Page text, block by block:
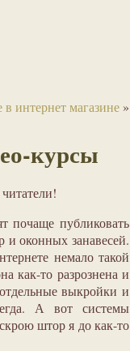
интернет магазине »
курсы
почаще публиковать
оконных занавесей.
немало такой
как-то разрознена и
выкройки и
А вот системы
штор я до как-то